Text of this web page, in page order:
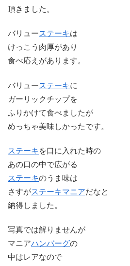
頂きました。
バリューステーキは
けっこう肉厚があり
食べ応えがあります。
バリューステーキに
ガーリックチップを
ふりかけて食べましたが
めっちゃ美味しかったです。
ステーキ を口に入れた時の
あの口の中で広がる
ステーキのうま味は
さすがステーキマニアだなと
納得しました。
写真では解りませんが
マニアハンバーグの
中はレアなので